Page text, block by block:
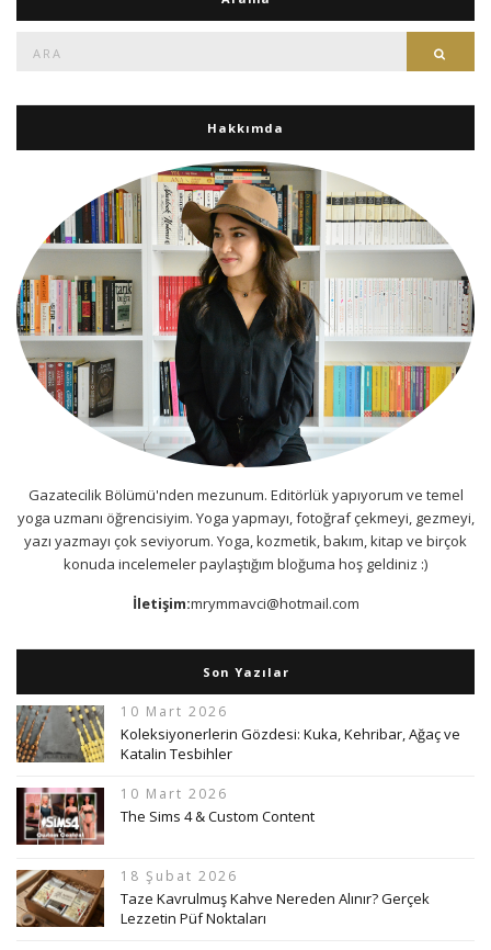
Hakkımda
Gazatecilik Bölümü'nden mezunum. Editörlük yapıyorum ve temel
yoga uzmanı öğrencisiyim. Yoga yapmayı, fotoğraf çekmeyi, gezmeyi,
yazı yazmayı çok seviyorum. Yoga, kozmetik, bakım, kitap ve birçok
konuda incelemeler paylaştığım bloğuma hoş geldiniz :)
İletişim:mrymmavci@hotmail.com
Son Yazılar
10 Mart 2026
Koleksiyonerlerin Gözdesi: Kuka, Kehribar, Ağaç ve
Katalin Tesbihler
10 Mart 2026
The Sims 4 & Custom Content
18 Şubat 2026
Taze Kavrulmuş Kahve Nereden Alınır? Gerçek
Lezzetin Püf Noktaları